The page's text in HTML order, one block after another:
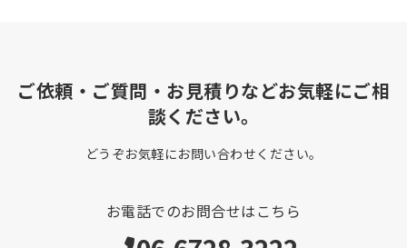
ご依頼・ご質問・お見積りなどお気軽にご相
談ください。
どうぞお気軽にお問い合わせください。
お電話でのお問合せはこちら